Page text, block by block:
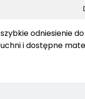
odniesienie
i dostępne